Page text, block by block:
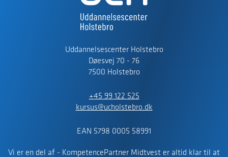
Uddannelsescenter Holstebro
Døesvej 70 - 76
7500 Holstebro
+45 99 122 525
kursus@ucholstebro.dk
EAN 5798 0005 58991
Vi er en del af - KompetencePartner Midtvest er altid klar til at